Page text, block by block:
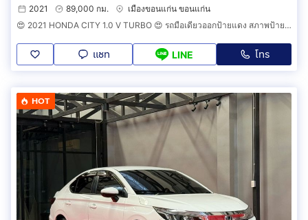
2021
89,000 กม.
เมืองขอนแก่น ขอนแก่น
😍 2021 HONDA CITY 1.0 V TURBO 😍 รถมือเดียวออกป้ายแดง สภาพป้ายแดง วิ่งน้อยเพียง 8X,XXX กม รถไม่เคยมีอุบัติเหตุครับ
แชท LINE โทร
HOT